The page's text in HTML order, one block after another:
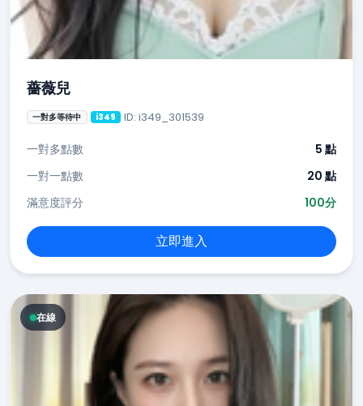
薔薇兒
一對多等待中 i349 ID: i349_301539
一對多點數
5 點
一對一點數
20 點
滿意度評分
100分
立即進入
在線